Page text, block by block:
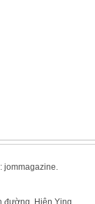
jommagazine.
đường. Hiện Ying